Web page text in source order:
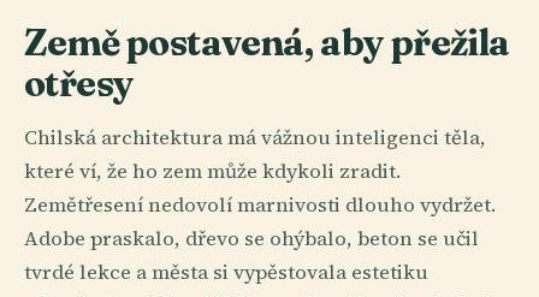
Země postavená, aby přežila
otřesy
Chilská architektura má vážnou inteligenci těla,
které ví, že ho zem může kdykoli zradit.
Zemětřesení nedovolí marnivosti dlouho vydržet.
Adobe praskalo, dřevo se ohýbalo, beton se učil
tvrdé lekce a města si vypěstovala estetiku